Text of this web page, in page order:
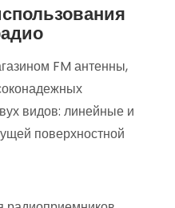
FM антенны,
видов: линейные и
поверхностной